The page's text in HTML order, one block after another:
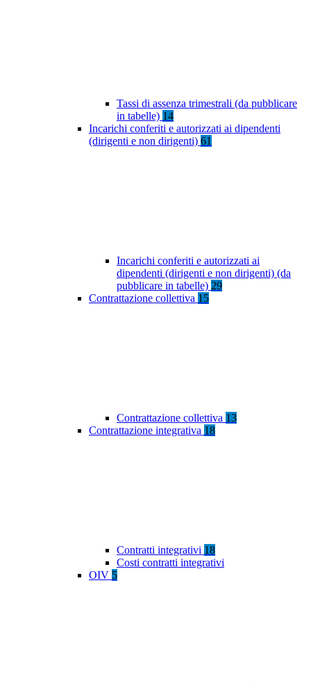
Tassi di assenza trimestrali (da pubblicare
in tabelle) 14
Incarichi conferiti e autorizzati ai dipendenti
(dirigenti e non dirigenti) 61
Incarichi conferiti e autorizzati ai
dipendenti (dirigenti e non dirigenti) (da
pubblicare in tabelle) 29
Contrattazione collettiva 15
Contrattazione collettiva 13
Contrattazione integrativa 18
Contratti integrativi 18
Costi contratti integrativi
OIV 5